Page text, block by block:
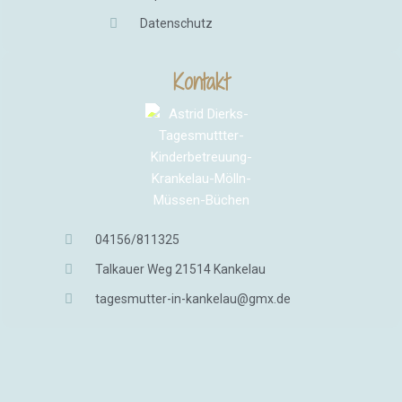
Datenschutz
Kontakt
04156/811325
Talkauer Weg 21514 Kankelau
tagesmutter-in-kankelau@gmx.de